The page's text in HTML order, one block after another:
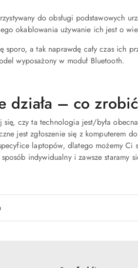
do obsługi podstawowych
okablowania używanie ich jest o
sporo, a tak naprawdę cały czas ich
wyposażony w moduł Bluetooth.
działa – co
się, czy ta technologia jest/była
jest zgłoszenie się z komputerem
laptopów, dlatego możemy
indywidualny i zawsze staramy